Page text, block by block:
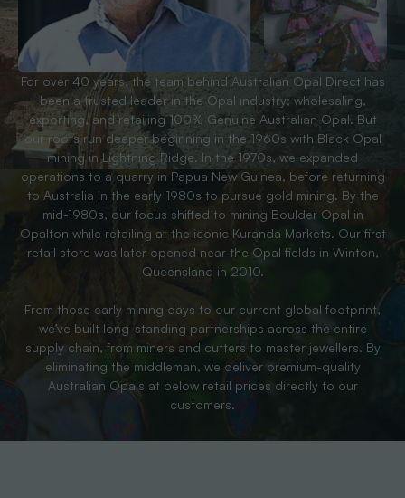
For over 40 years, the team behind Australian Opal Direct has
been a trusted leader in the Opal industry; wholesaling,
exporting, and retailing 100% Genuine Australian Opal. But
our roots run deeper beginning in the 1960s with Black Opal
mining in Lightning Ridge. In the 1970s, we expanded
operations to a quarry in Papua New Guinea, before returning
to Australia in the early 1980s to pursue gold mining. By the
mid-1980s, our focus shifted to mining Boulder Opal in
Opalton while retailing at the iconic Kuranda Markets. Our first
retail store was later opened near the Opal fields in Winton,
Queensland in 2010.
From those early mining days to our current global footprint,
we’ve built long-standing partnerships across the entire
supply chain, from miners and cutters to master jewellers. By
eliminating the middleman, we deliver premium-quality
Australian Opals at below retail prices directly to our
customers.